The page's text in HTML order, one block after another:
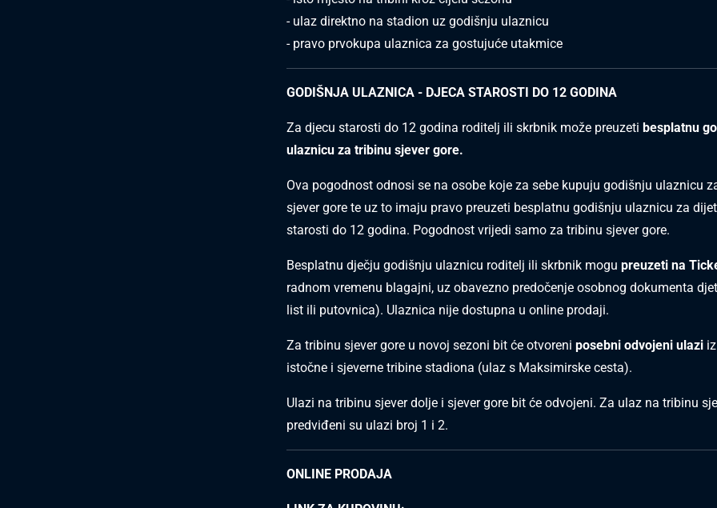
- ulaz direktno na stadion uz godišnju ulaznicu
- pravo prvokupa ulaznica za gostujuće utakmice
GODIŠNJA ULAZNICA - DJECA STAROSTI DO 12 GODINA
Za djecu starosti do 12 godina roditelj ili skrbnik može preuzeti besplatnu
ulaznicu za tribinu sjever gore.
Ova pogodnost odnosi se na osobe koje za sebe kupuju godišnju ulaznicu
sjever gore te uz to imaju pravo preuzeti besplatnu godišnju ulaznicu za
starosti do 12 godina. Pogodnost vrijedi samo za tribinu sjever gore.
Besplatnu dječju godišnju ulaznicu roditelj ili skrbnik mogu preuzeti na
radnom vremenu blagajni, uz obavezno predočenje osobnog dokumenta
list ili putovnica). Ulaznica nije dostupna u online prodaji.
Za tribinu sjever gore u novoj sezoni bit će otvoreni posebni odvojeni ulazi
istočne i sjeverne tribine stadiona (ulaz s Maksimirske cesta).
Ulazi na tribinu sjever dolje i sjever gore bit će odvojeni. Za ulaz na tribinu
predviđeni su ulazi broj 1 i 2.
ONLINE PRODAJA